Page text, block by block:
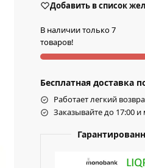
Добавить в список
В наличии только 7
товаров!
Бесплатная доставка
Работает легкий
Заказывайте до 17:00